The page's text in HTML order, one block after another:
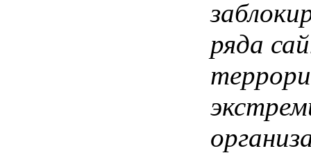
ряда